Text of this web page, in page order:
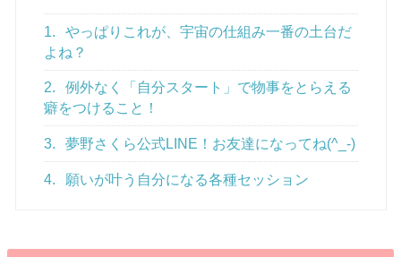
1.
やっぱりこれが、宇宙の仕組み一番の土台だ
よね？
2.
例外なく「自分スタート」で物事をとらえる
癖をつけること！
3. 夢野さくら公式LINE！お友達になってね(^_-)
4. 願いが叶う自分になる各種セッション